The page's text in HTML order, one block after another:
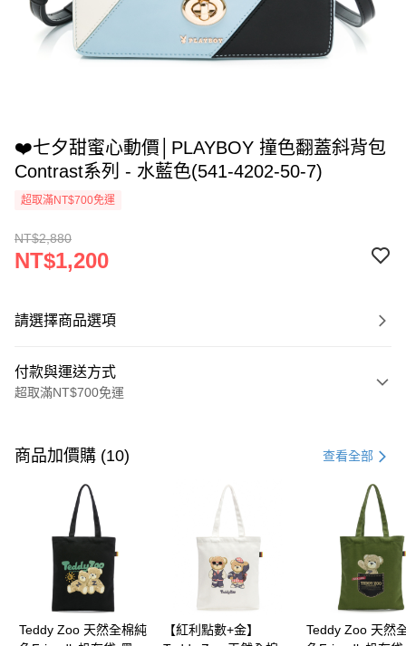
❤️七夕甜蜜心動價│PLAYBOY 撞色翻蓋斜背包
Contrast系列 - 水藍色(541-4202-50-7)
超取滿NT$700免運
NT$2,880
NT$1,200
請選擇商品選項
付款與運送方式
超取滿NT$700免運
信用卡一次付款
超商取貨付款
Apple Pay
街口支付
商品加價購 (10) 查看全部
Teddy Zoo 天然全棉純
【紅利點數+金】
Teddy Zoo 天然